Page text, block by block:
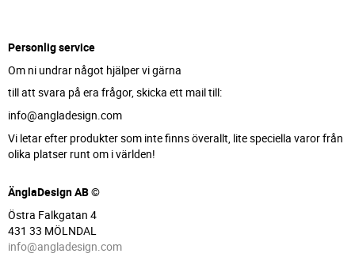
Personlig service
Om ni undrar något hjälper vi gärna
till att svara på era frågor, skicka ett mail till:
info@angladesign.com
Vi letar efter produkter som inte finns överallt, lite speciella varor från
olika platser runt om i världen!
ÄnglaDesign AB ©
Östra Falkgatan 4
431 33 MÖLNDAL
info@angladesign.com